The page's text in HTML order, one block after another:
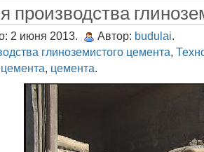
производства
2 июня 2013. Автор: budulai.
глиноземистого цемента,
, цемента.